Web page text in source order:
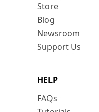
Store
Blog
Newsroom
Support Us
HELP
FAQs